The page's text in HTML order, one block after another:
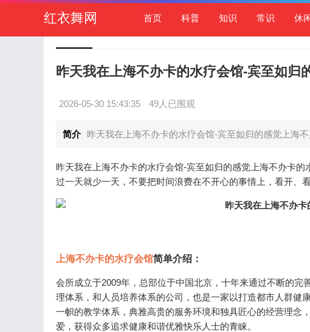
红衣舞网 首页 科普 知识 常识 休
昨天我在上海不办卡的水疗会馆-宾至如归
2026-05-30 15:43:35 49人已围观
简介 昨天我在上海不办卡的水疗会馆-宾至如归的感觉上海
昨天我在上海不办卡的水疗会馆-宾至如归的感觉上海不办卡
过一天就少一天，不要把时间浪费在不开心的事情上，看开、
上海不办卡的水疗会馆简单介绍：
会所成立于2009年，总部位于中国北京，十年来通过不断的
理体系，和人员培养体系的公司，也是一家以打造都市人群健
一帜的教学体系，典雅高贵的服务环境和独具匠心的经营理念
爱，获得众多追求健康和谐优雅快乐人士的青睐。